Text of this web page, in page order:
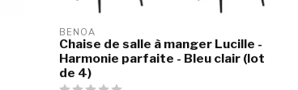
BENOA
Chaise de salle à manger Lucille -
Harmonie parfaite - Bleu clair (lot
de 4)